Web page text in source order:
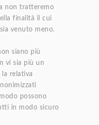
non tratteremo
finalità il cui
venuto meno.
siano più
vi sia più un
relativa
possono
in modo sicuro